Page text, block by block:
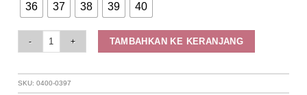
36 37 38 39 40
TAMBAHKAN KE KERANJANG
SKU:0400-0397